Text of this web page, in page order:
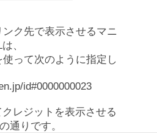
ク先で表示させるマニ
、
って次のように指定し
id#0000000023
レジットを表示させる
通りです。